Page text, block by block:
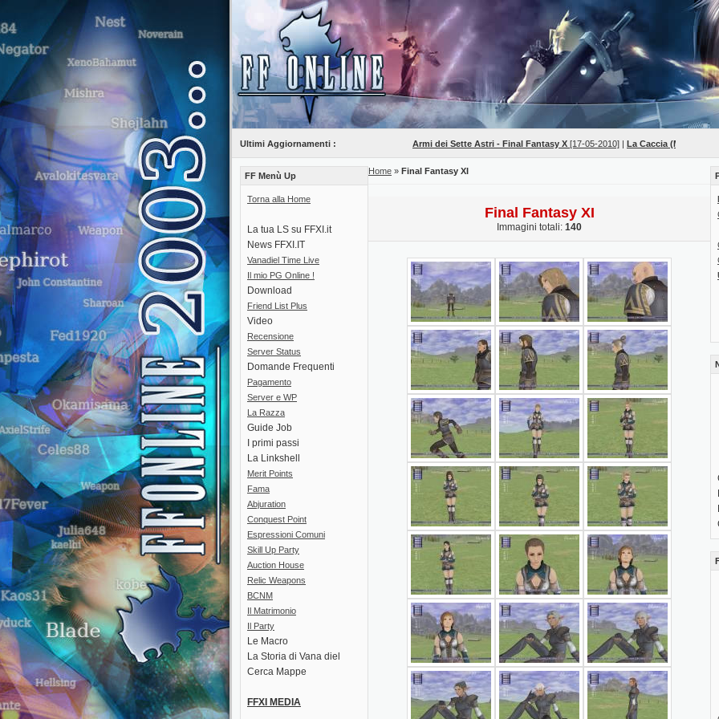
Ultimi Aggiornamenti : Armi dei Sette Astri - Final Fantasy X[17-05-2010]|La Caccia (Mob Hunts) -
FF Menù Up
Torna alla Home
La tua LS su FFXI.it
News FFXI.IT
Vanadiel Time Live
Il mio PG Online !
Download
Friend List Plus
Video
Recensione
Server Status
Domande Frequenti
Pagamento
Server e WP
La Razza
Guide Job
I primi passi
La Linkshell
Merit Points
Fama
Abjuration
Conquest Point
Espressioni Comuni
Skill Up Party
Auction House
Relic Weapons
BCNM
Il Matrimonio
Il Party
Le Macro
La Storia di Vana diel
Cerca Mappe
FFXI MEDIA
Home » Final Fantasy XI
Final Fantasy XI
Immagini totali: 140